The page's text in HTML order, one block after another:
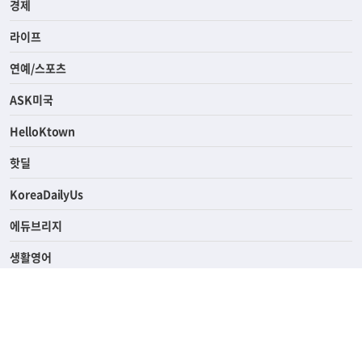
사회
경제
라이프
연예/스포츠
ASK미국
HelloKtown
핫딜
KoreaDailyUs
에듀브리지